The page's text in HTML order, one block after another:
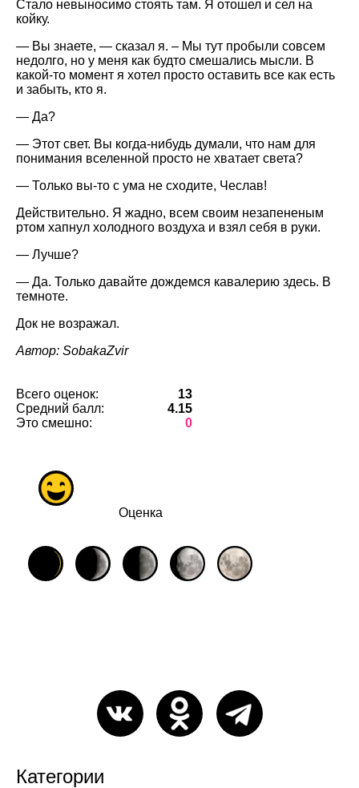
Стало невыносимо стоять там. Я отошел и сел на
койку.
— Вы знаете, — сказал я. – Мы тут пробыли совсем
недолго, но у меня как будто смешались мысли. В
какой-то момент я хотел просто оставить все как есть
и забыть, кто я.
— Да?
— Этот свет. Вы когда-нибудь думали, что нам для
понимания вселенной просто не хватает света?
— Только вы-то с ума не сходите, Чеслав!
Действительно. Я жадно, всем своим незапененым
ртом хапнул холодного воздуха и взял себя в руки.
— Лучше?
— Да. Только давайте дождемся кавалерию здесь. В
темноте.
Док не возражал.
Автор: SobakaZvir
Всего оценок:
13
Средний балл:
4.15
Это смешно:
0
Оценка
Категории